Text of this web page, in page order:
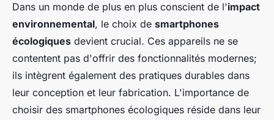
Dans un monde de plus en plus conscient de l'impact
environnemental, le choix de smartphones
écologiques devient crucial. Ces appareils ne se
contentent pas d'offrir des fonctionnalités modernes;
ils intègrent également des pratiques durables dans
leur conception et leur fabrication. L'importance de
choisir des smartphones écologiques réside dans leur